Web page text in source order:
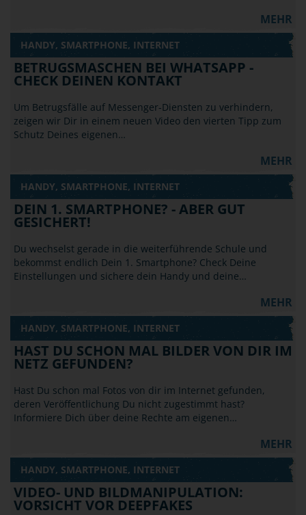
MEHR
HANDY, SMARTPHONE, INTERNET
BETRUGSMASCHEN BEI WHATSAPP -
CHECK DEINEN KONTAKT
Um Betrugsfälle auf Messenger-Diensten zu verhindern,
zeigen wir Dir in einem neuen Video den vierten Tipp zum
Schutz Deines eigenen…
MEHR
HANDY, SMARTPHONE, INTERNET
DEIN 1. SMARTPHONE? - ABER GUT
GESICHERT!
Du wechselst gerade in die weiterführende Schule und
bekommst endlich Dein 1. Smartphone? Check Deine
Einstellungen und sichere dein Handy und deine…
MEHR
HANDY, SMARTPHONE, INTERNET
HAST DU SCHON MAL BILDER VON DIR IM
NETZ GEFUNDEN?
Hast Du schon mal Fotos von dir im Internet gefunden,
deren Veröffentlichung Du nicht zugestimmt hast?
Informiere Dich über deine Rechte am eigenen…
MEHR
HANDY, SMARTPHONE, INTERNET
VIDEO- UND BILDMANIPULATION:
VORSICHT VOR DEEPFAKES